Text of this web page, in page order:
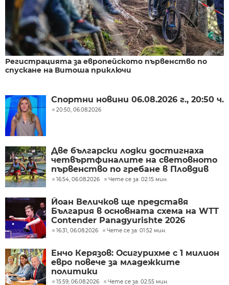
Регистрацията за европейското първенство по
спускане на Витоша приключи
Спортни новини 06.08.2026 г., 20:50 ч.
20:50, 06.08.2026
Две български лодки достигнаха
четвъртфиналите на световното
първенство по гребане в Пловдив
16:54, 06.08.2026 Чете се за: 02:15 мин.
Йоан Величков ще представя
България в основната схема на WTT
Contender Panagyurishte 2026
16:31, 06.08.2026 Чете се за: 01:52 мин.
Енчо Керязов: Осигурихме с 1 милион
евро повече за младежките
политики
15:59, 06.08.2026 Чете се за: 02:55 мин.